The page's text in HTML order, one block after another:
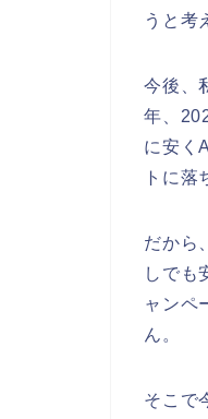
うと考
今後、
年、
に安く
トに落
だから
しでも
ャンペ
ん。
そこで